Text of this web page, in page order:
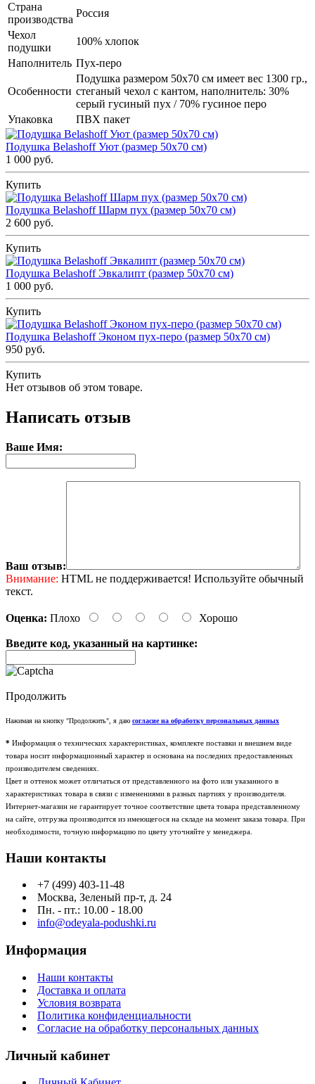
Страна
производства
Россия
Чехол
подушки
100% хлопок
Наполнитель Пух-перо
Особенности
Подушка размером 50х70 см имеет вес 1300 гр.,
стеганый чехол с кантом, наполнитель: 30%
серый гусиный пух / 70% гусиное перо
Упаковка
ПВХ пакет
Подушка Belashoff Уют (размер 50х70 см)
1 000 руб.
Купить
Подушка Belashoff Шарм пух (размер 50х70 см)
2 600 руб.
Купить
Подушка Belashoff Эвкалипт (размер 50х70 см)
1 000 руб.
Купить
Подушка Belashoff Эконом пух-перо (размер 50х70 см)
950 руб.
Купить
Нет отзывов об этом товаре.
Написать отзыв
Ваше Имя:
Ваш отзыв:
Внимание: HTML не поддерживается! Используйте обычный
текст.
Оценка: Плохо Хорошо
Введите код, указанный на картинке:
Продолжить
Нажимая на кнопку "Продолжить", я даю согласие на обработку персональных данных
* Информация о технических характеристиках, комплекте поставки и внешнем виде
товара носит информационный характер и основана на последних предоставленных
производителем сведениях.
Цвет и оттенок может отличаться от представленного на фото или указанного в
характеристиках товара в связи с изменениями в разных партиях у производителя.
Интернет-магазин не гарантирует точное соответствие цвета товара представленному
на сайте, отгрузка производится из имеющегося на складе на момент заказа товара. При
необходимости, точную информацию по цвету уточняйте у менеджера.
Наши контакты
+7 (499) 403-11-48
Москва, Зеленый пр-т, д. 24
Пн. - пт.: 10.00 - 18.00
info@odeyala-podushki.ru
Информация
Наши контакты
Доставка и оплата
Условия возврата
Политика конфиденциальности
Согласие на обработку персональных данных
Личный кабинет